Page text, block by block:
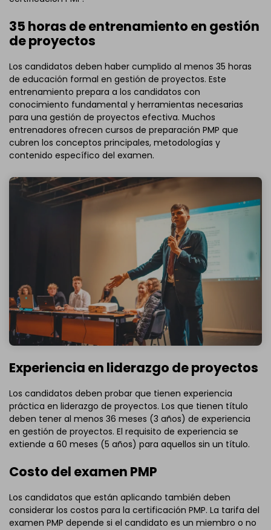
35 horas de entrenamiento en gestión
de proyectos
Los candidatos deben haber cumplido al menos 35 horas
de educación formal en gestión de proyectos. Este
entrenamiento prepara a los candidatos con
conocimiento fundamental y herramientas necesarias
para una gestión de proyectos efectiva. Muchos
entrenadores ofrecen cursos de preparación PMP que
cubren los conceptos principales, metodologías y
contenido específico del examen.
Experiencia en liderazgo de proyectos
Los candidatos deben probar que tienen experiencia
práctica en liderazgo de proyectos. Los que tienen título
deben tener al menos 36 meses (3 años) de experiencia
en gestión de proyectos. El requisito de experiencia se
extiende a 60 meses (5 años) para aquellos sin un título.
Costo del examen PMP
Los candidatos que están aplicando también deben
considerar los costos para la certificación PMP. La tarifa del
examen PMP depende si el candidato es un miembro o no